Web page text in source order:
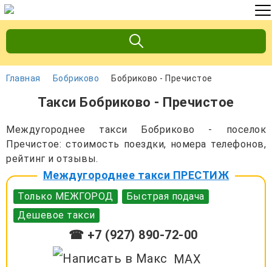
Главная Бобриково Бобриково - Пречистое
Такси Бобриково - Пречистое
Междугороднее такси Бобриково - поселок
Пречистое: стоимость поездки, номера телефонов,
рейтинг и отзывы.
Междугороднее такси ПРЕСТИЖ
Только МЕЖГОРОД
Быстрая подача
Дешевое такси
☎ +7 (927) 890-72-00
MAX